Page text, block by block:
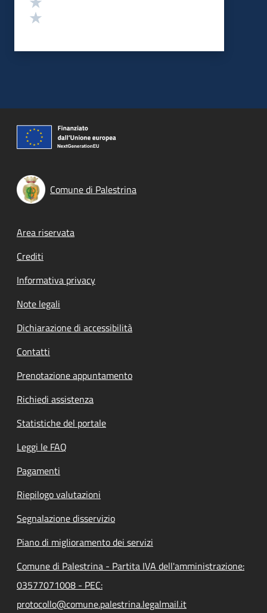
Comune di Palestrina
Footer menu
Area riservata
Crediti
Informativa privacy
Note legali
Dichiarazione di accessibilità
Contatti
Prenotazione appuntamento
Richiedi assistenza
Statistiche del portale
Leggi le FAQ
Pagamenti
Riepilogo valutazioni
Segnalazione disservizio
Piano di miglioramento dei servizi
Comune di Palestrina - Partita IVA dell'amministrazione:
03577071008 - PEC:
protocollo@comune.palestrina.legalmail.it